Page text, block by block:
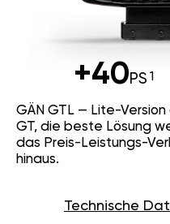
+40PS
GÄN GTL — Lite-
GT, die beste Lösung
das Preis-Leistungs-
hinaus.
Technische